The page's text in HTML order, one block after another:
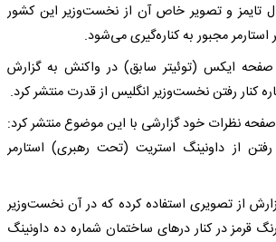
تایمز و تصویر خاص آن از نخست‌وزیر این کشور
مجبور به کناره‌گیری می‌شود.
صفحه ایکس (توئیتر سابق) در واکنش به گزارش
کنار رفتن نخست‌وزیر انگلیس از قدرت منتشر کرد.
صفحه نظرات خود گزارشی با این موضوع منتشر کرد:
از داونینگ استریت (تحت رهبری) استارمر
از تصویری استفاده کرده که در آن نخست‌وزیر
قرمز در کنار درهای ساختمان شماره ده داونینگ